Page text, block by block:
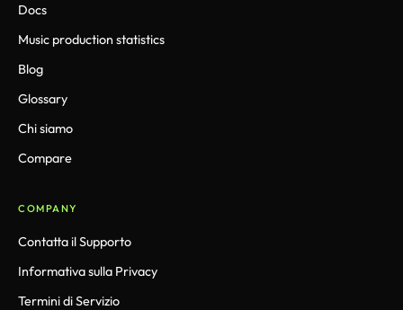
Docs
Music production statistics
Blog
Glossary
Chi siamo
Compare
COMPANY
Contatta il Supporto
Informativa sulla Privacy
Termini di Servizio